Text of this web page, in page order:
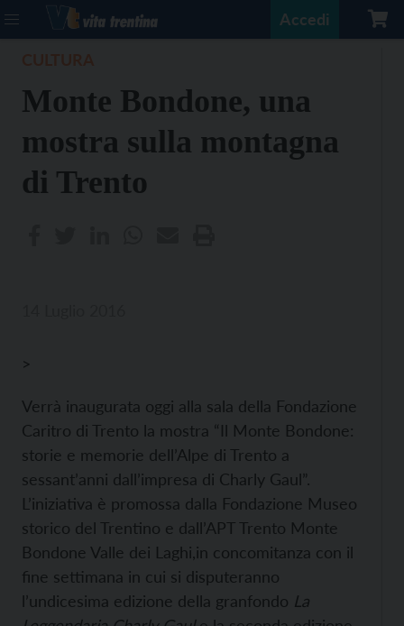
Accedi
Monte Bondone, una
mostra sulla montagna
di Trento
>
Verrà inaugurata oggi alla sala della Fondazione
Caritro di Trento la mostra “Il Monte Bondone:
storie e memorie dell’Alpe di Trento a
sessant’anni dall’impresa di Charly Gaul”.
L’iniziativa è promossa dalla Fondazione Museo
storico del Trentino e dall’APT Trento Monte
Bondone Valle dei Laghi,in concomitanza con il
fine settimana in cui si disputeranno
l’undicesima edizione della granfondo La